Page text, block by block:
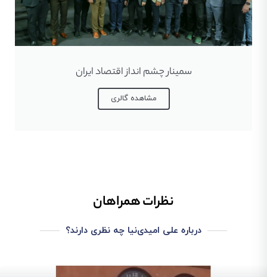
سمینار چشم انداز اقتصاد ایران
مشاهده گالری
نظرات همراهان
درباره علی امیدی‌نیا چه نظری دارند؟